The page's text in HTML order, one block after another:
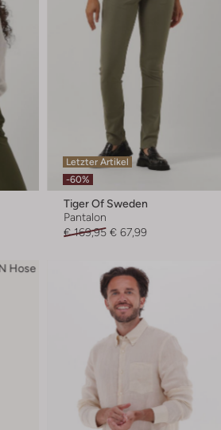
Letzter Artikel
-60%
Tiger Of Sweden
Pantalon
€ 169,95 € 67,99